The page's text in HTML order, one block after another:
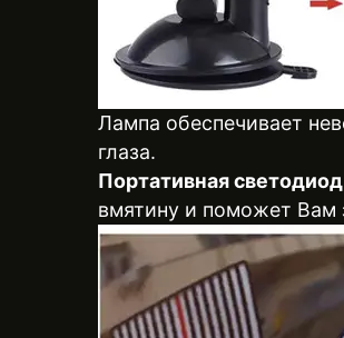
Лампа обеспечивает
глаза.
Портативная
вмятину и поможет Вам